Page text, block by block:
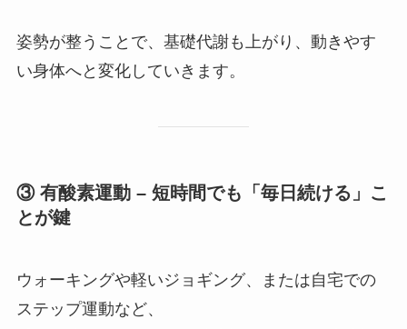
姿勢が整うことで、基礎代謝も上がり、動きやす
い身体へと変化していきます。
③ 有酸素運動 – 短時間でも「毎日続ける」こ
とが鍵
ウォーキングや軽いジョギング、または自宅での
ステップ運動など、